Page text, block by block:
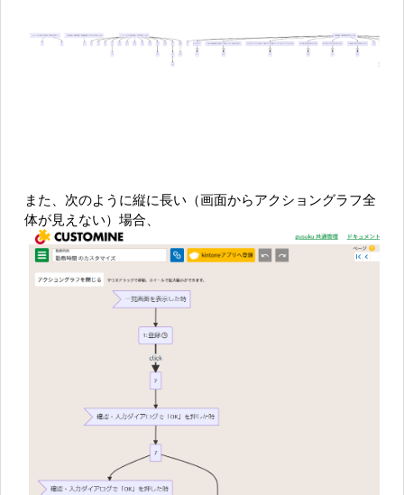
また、次のように縦に長い（画面からアクショングラフ全
体が見えない）場合、